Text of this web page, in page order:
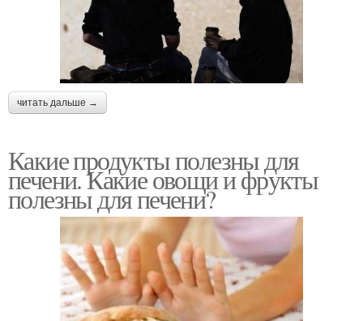
читать дальше →
Какие продукты полезны для
печени. Какие овощи и фрукты
полезны для печени?